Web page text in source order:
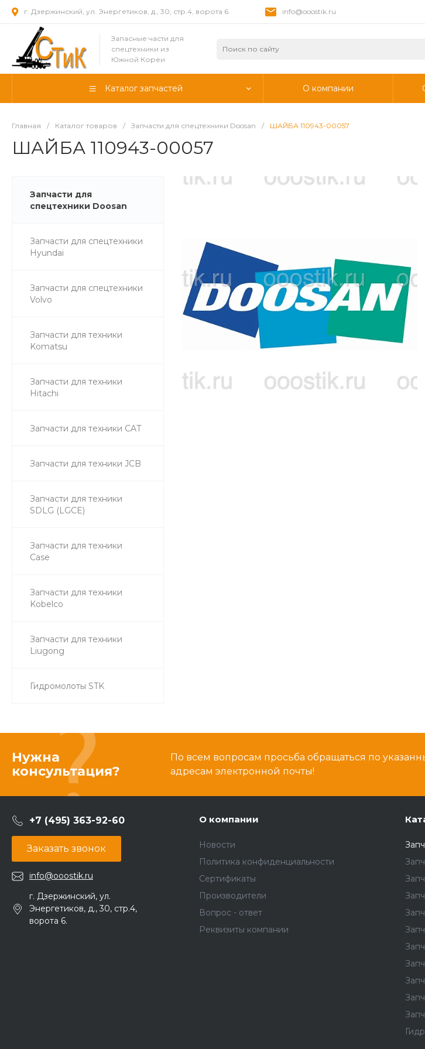
г. Дзержинский, ул. Энергетиков, д., 30, стр.4, ворота 6. info@ooostik.ru
Запасные части для
спецтехники из
Южной Кореи
Каталог запчастей О компании
Главная / Каталог товаров / Запчасти для спецтехники Doosan / ШАЙБА 110943-00057
ШАЙБА 110943-00057
Запчасти для
спецтехники Doosan
Запчасти для спецтехники
Hyundai
Запчасти для спецтехники
Volvo
Запчасти для техники
Komatsu
Запчасти для техники
Hitachi
Запчасти для техники CAT
Запчасти для техники JCB
Запчасти для техники
SDLG (LGCE)
Запчасти для техники
Case
Запчасти для техники
Kobelco
Запчасти для техники
Liugong
Гидромолоты STK
Нужна
консультация?
По всем вопросам просьба обращаться по
адресам электронной почты!
+7 (495) 363-92-60
Заказать звонок
info@ooostik.ru
г. Дзержинский, ул.
Энергетиков, д., 30, стр.4,
ворота 6.
О компании
Новости
Политика конфиденциальности
Сертификаты
Производители
Вопрос - ответ
Реквизиты компании